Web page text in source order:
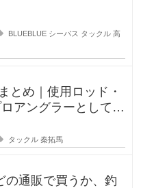
BLUEBLUE シーバス タックル 高
とめ｜使用ロッド・
タックル 秦拓馬
の通販で買うか、釣